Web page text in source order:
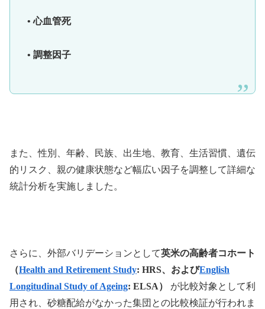
• 心血管死
• 調整因子
また、性別、年齢、民族、出生地、教育、生活習慣、遺伝
的リスク、親の健康状態など幅広い因子を調整して詳細な
統計分析を実施しました。
さらに、外部バリデーションとして英米の高齢者コホート
（Health and Retirement Study: HRS、およびEnglish
Longitudinal Study of Ageing: ELSA）
が比較対象として利
用され、砂糖配給がなかった集団との比較検証が行われま